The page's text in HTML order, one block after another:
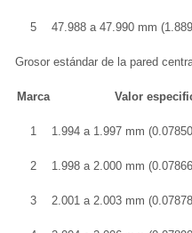
5 47.988 a 47.990 mm
Grosor estándar de la pared
Marca Valor
1 1.994 a 1.997 mm
2 1.998 a 2.000 mm
3 2.001 a 2.003 mm